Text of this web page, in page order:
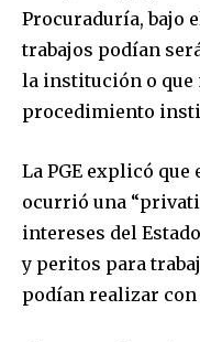
Procuraduría, bajo
trabajos podían
la institución o
procedimiento
La PGE explicó que
ocurrió una
intereses del
y peritos para
podían realizar